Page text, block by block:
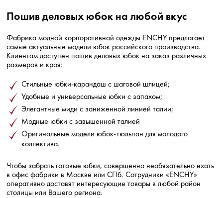
Пошив деловых юбок на любой вкус
Фабрика модной корпоративной одежды ENCHY предлагает
самые актуальные модели юбок российского производства.
Клиентам доступен пошив деловых юбок на заказ различных
размеров и кроя:
Стильные юбки-карандаш с шаговой шлицей;
Удобные и универсальные юбки с запахом;
Элегантные миди с заниженной линией талии;
Модные юбки с завышенной талией
Оригинальные модели юбок-тюльпан для молодого
коллектива.
Чтобы забрать готовые юбки, совершенно необязательно ехать
в офис фабрики в Москве или СПб. Сотрудники «ENCHY»
оперативно доставят интересующие товары в любой район
столицы или Вашего региона.